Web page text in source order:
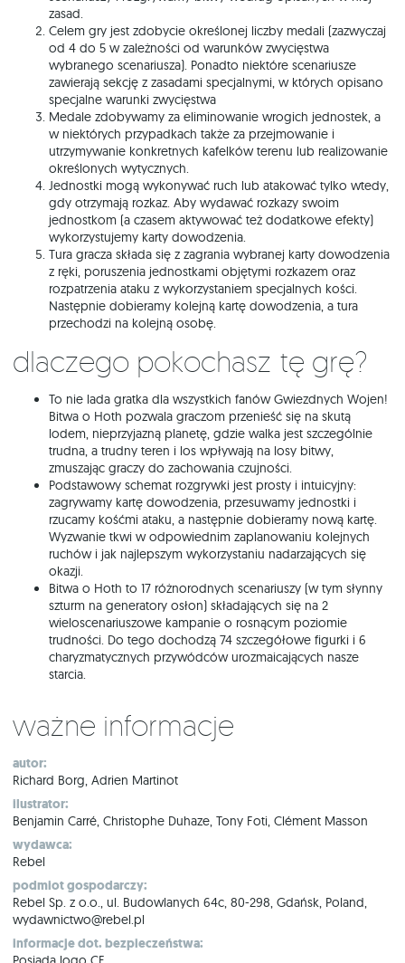
zasad.
Celem gry jest zdobycie określonej liczby medali (zazwyczaj
od 4 do 5 w zależności od warunków zwycięstwa
wybranego scenariusza). Ponadto niektóre scenariusze
zawierają sekcję z zasadami specjalnymi, w których opisano
specjalne warunki zwycięstwa
Medale zdobywamy za eliminowanie wrogich jednostek, a
w niektórych przypadkach także za przejmowanie i
utrzymywanie konkretnych kafelków terenu lub realizowanie
określonych wytycznych.
Jednostki mogą wykonywać ruch lub atakować tylko wtedy,
gdy otrzymają rozkaz. Aby wydawać rozkazy swoim
jednostkom (a czasem aktywować też dodatkowe efekty)
wykorzystujemy karty dowodzenia.
Tura gracza składa się z zagrania wybranej karty dowodzenia
z ręki, poruszenia jednostkami objętymi rozkazem oraz
rozpatrzenia ataku z wykorzystaniem specjalnych kości.
Następnie dobieramy kolejną kartę dowodzenia, a tura
przechodzi na kolejną osobę.
Dlaczego pokochasz tę grę?
To nie lada gratka dla wszystkich fanów Gwiezdnych Wojen!
Bitwa o Hoth pozwala graczom przenieść się na skutą
lodem, nieprzyjazną planetę, gdzie walka jest szczególnie
trudna, a trudny teren i los wpływają na losy bitwy,
zmuszając graczy do zachowania czujności.
Podstawowy schemat rozgrywki jest prosty i intuicyjny:
zagrywamy kartę dowodzenia, przesuwamy jednostki i
rzucamy kośćmi ataku, a następnie dobieramy nową kartę.
Wyzwanie tkwi w odpowiednim zaplanowaniu kolejnych
ruchów i jak najlepszym wykorzystaniu nadarzających się
okazji.
Bitwa o Hoth to 17 różnorodnych scenariuszy (w tym słynny
szturm na generatory osłon) składających się na 2
wieloscenariuszowe kampanie o rosnącym poziomie
trudności. Do tego dochodzą 74 szczegółowe figurki i 6
charyzmatycznych przywódców urozmaicających nasze
starcia.
Ważne informacje
autor:
Richard Borg, Adrien Martinot
ilustrator:
Benjamin Carré, Christophe Duhaze, Tony Foti, Clément Masson
wydawca:
Rebel
podmiot gospodarczy:
Rebel Sp. z o.o., ul. Budowlanych 64c, 80-298, Gdańsk, Poland,
wydawnictwo@rebel.pl
informacje dot. bezpieczeństwa: